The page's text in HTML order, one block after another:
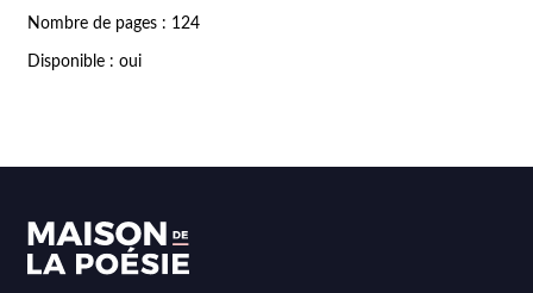
Nombre de pages : 124
Disponible : oui